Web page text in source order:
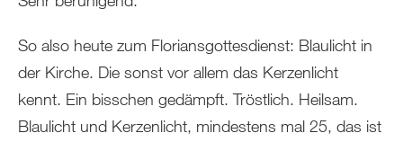
So also heute zum Floriansgottesdienst: Blaulicht in
der Kirche. Die sonst vor allem das Kerzenlicht
kennt. Ein bisschen gedämpft. Tröstlich. Heilsam.
Blaulicht und Kerzenlicht, mindestens mal 25, das ist